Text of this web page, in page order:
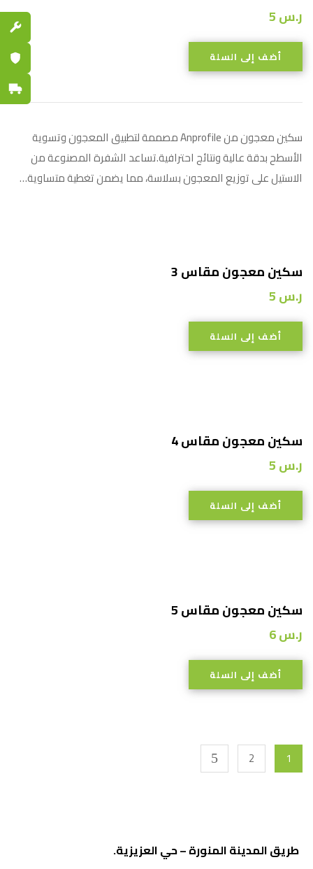
ر.س5
أضف إلى السلة
سكين معجون من Anprofile مصممة لتطبيق المعجون وتسوية
الأسطح بدقة عالية ونتائج احترافية.تساعد الشفرة المصنوعة من
الاستيل على توزيع المعجون بسلاسة، مما يضمن تغطية متساوية…
سكين معجون مقاس 3
ر.س5
أضف إلى السلة
سكين معجون مقاس 4
ر.س5
أضف إلى السلة
سكين معجون مقاس 5
ر.س6
أضف إلى السلة
1
2
طريق المدينة المنورة – حي العزيزية.
قطع
ضمان